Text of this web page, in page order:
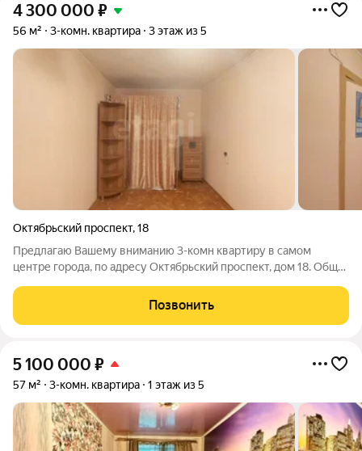
4 300 000 ₽
56 м² 3-комн. квартира 3 этаж из 5
Октябрьский проспект,18
Предлагаю Вашему вниманию 3-комн квартиру в cамом
центpе гоpoда, по адресу Октябрьский проспект, дом 18. Общая
квартиры на этаже. В квартире сделан косметический ремонт,
санузел совмещен в
Позвонить
5 100 000 ₽
57 м² 3-комн. квартира 1 этаж из 5